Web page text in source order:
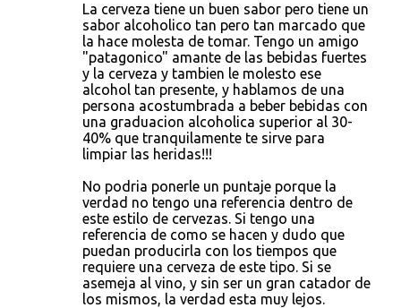
La cerveza tiene un buen sabor pero tiene un
sabor alcoholico tan pero tan marcado que
la hace molesta de tomar. Tengo un amigo
"patagonico" amante de las bebidas fuertes
y la cerveza y tambien le molesto ese
alcohol tan presente, y hablamos de una
persona acostumbrada a beber bebidas con
una graduacion alcoholica superior al 30-
40% que tranquilamente te sirve para
limpiar las heridas!!!
No podria ponerle un puntaje porque la
verdad no tengo una referencia dentro de
este estilo de cervezas. Si tengo una
referencia de como se hacen y dudo que
puedan producirla con los tiempos que
requiere una cerveza de este tipo. Si se
asemeja al vino, y sin ser un gran catador de
los mismos, la verdad esta muy lejos.